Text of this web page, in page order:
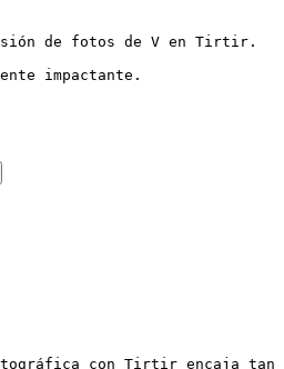
de fotos de V en Tirtir.
impactante.
con Tirtir encaja tan